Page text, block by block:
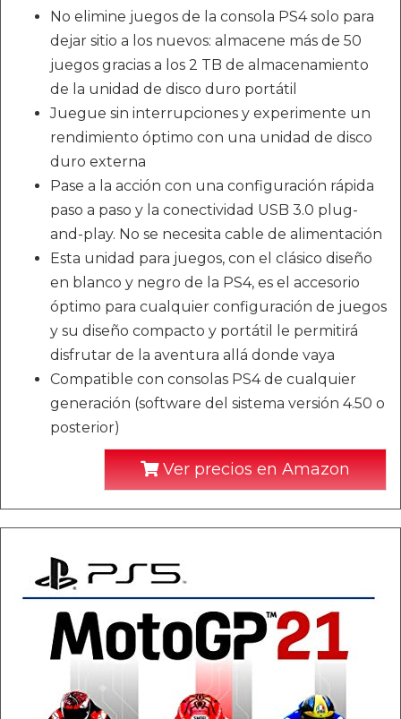
No elimine juegos de la consola PS4 solo para
dejar sitio a los nuevos: almacene más de 50
juegos gracias a los 2 TB de almacenamiento
de la unidad de disco duro portátil
Juegue sin interrupciones y experimente un
rendimiento óptimo con una unidad de disco
duro externa
Pase a la acción con una configuración rápida
paso a paso y la conectividad USB 3.0 plug-
and-play. No se necesita cable de alimentación
Esta unidad para juegos, con el clásico diseño
en blanco y negro de la PS4, es el accesorio
óptimo para cualquier configuración de juegos
y su diseño compacto y portátil le permitirá
disfrutar de la aventura allá donde vaya
Compatible con consolas PS4 de cualquier
generación (software del sistema versión 4.50 o
posterior)
Ver precios en Amazon